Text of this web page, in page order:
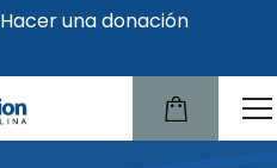
Hacer una donación